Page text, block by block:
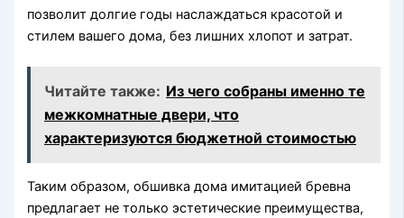
позволит долгие годы наслаждаться красотой и
стилем вашего дома, без лишних хлопот и затрат.
Читайте также: Из чего собраны именно те
межкомнатные двери, что
характеризуются бюджетной стоимостью
Таким образом, обшивка дома имитацией бревна
предлагает не только эстетические преимущества,